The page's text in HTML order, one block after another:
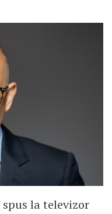
la televizor